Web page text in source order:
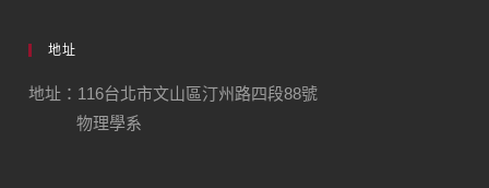
地址
地址：116台北市文山區汀州路四段88號
物理學系